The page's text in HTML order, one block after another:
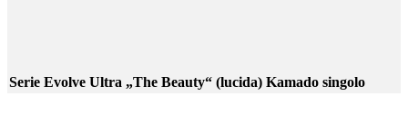
Serie Evolve Ultra „The Beauty“ (lucida) Kamado singolo